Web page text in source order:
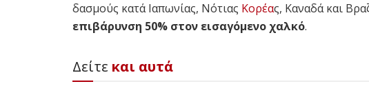
δασμούς κατά Ιαπωνίας, Νότιας Κορέας, Καναδά και
επιβάρυνση 50% στον εισαγόμενο χαλκό.
Δείτε και αυτά